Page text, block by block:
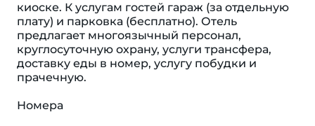
киоске. К услугам гостей гараж (за отдельную
плату) и парковка (бесплатно). Отель
предлагает многоязычный персонал,
круглосуточную охрану, услуги трансфера,
доставку еды в номер, услугу побудки и
прачечную.
Номера